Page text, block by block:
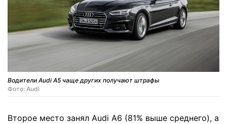
Водители Audi A5 чаще других получают штрафы
Фото: Audi
Второе место занял Audi A6 (81% выше среднего), а